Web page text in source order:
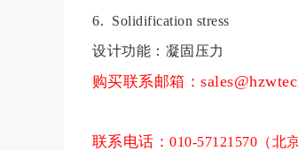
6. Solidification stress
设计功能：凝固压力
购买联系邮箱 ：
联系电话：010-57121570 （北